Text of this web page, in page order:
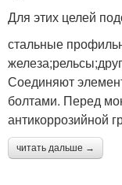
Для этих целей
стальные
Соединяют
болтами. Перед
антикоррозийной
читать дальше →